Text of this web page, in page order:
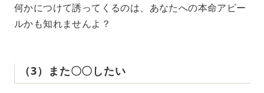
何かにつけて誘ってくるのは、あなたへの本命アピー
ルかも知れませんよ？
（3）また〇〇したい